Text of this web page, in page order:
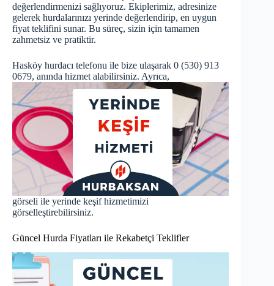
değerlendirmenizi sağlıyoruz. Ekiplerimiz, adresinize
gelerek hurdalarınızı yerinde değerlendirip, en uygun
fiyat teklifini sunar. Bu süreç, sizin için tamamen
zahmetsiz ve pratiktir.
Hasköy hurdacı telefonu ile bize ulaşarak 0 (530) 913
0679, anında hizmet alabilirsiniz. Ayrıca,
görseli ile yerinde keşif hizmetimizi
görselleştirebilirsiniz.
Güncel Hurda Fiyatları ile Rekabetçi Teklifler